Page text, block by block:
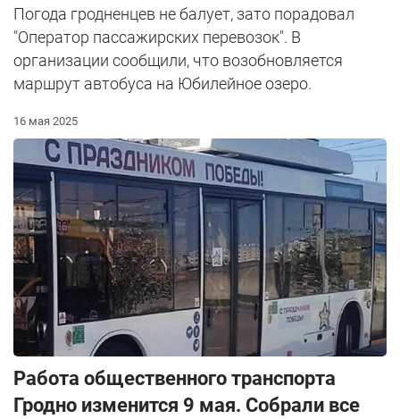
Погода гродненцев не балует, зато порадовал
"Оператор пассажирских перевозок". В
организации сообщили, что возобновляется
маршрут автобуса на Юбилейное озеро.
16 мая 2025
Работа общественного транспорта
Гродно изменится 9 мая. Собрали все